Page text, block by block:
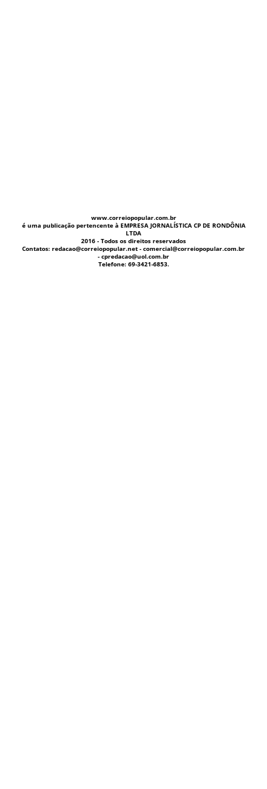
www.correiopopular.com.br
é uma publicação pertencente à EMPRESA JORNALÍSTICA CP DE RONDÔNIA
LTDA
2016 - Todos os direitos reservados
Contatos: redacao@correiopopular.net - comercial@correiopopular.com.br
- cpredacao@uol.com.br
Telefone: 69-3421-6853.